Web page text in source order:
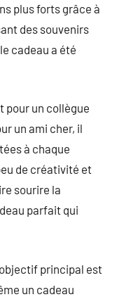
plus forts grâce à
des souvenirs
cadeau a été
pour un collègue
un ami cher, il
à chaque
de créativité et
sourire la
parfait qui
principal est
un cadeau